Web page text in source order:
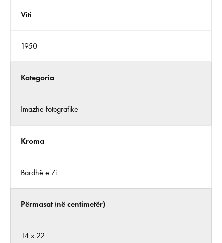
Viti
1950
Kategoria
Imazhe fotografike
Kroma
Bardhë e Zi
Përmasat (në centimetër)
14 x 22